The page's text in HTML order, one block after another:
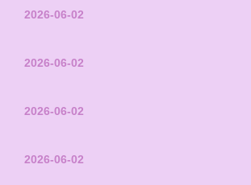
2026-06-02
2026-06-02
2026-06-02
2026-06-02